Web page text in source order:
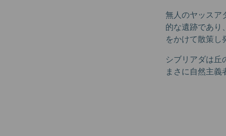
無人のヤッスア
的な遺跡であり
をかけて散策し
シブリアダは丘
まさに自然主義